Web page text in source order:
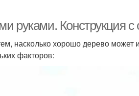
руками. Конструкция с
насколько хорошо дерево может
факторов: